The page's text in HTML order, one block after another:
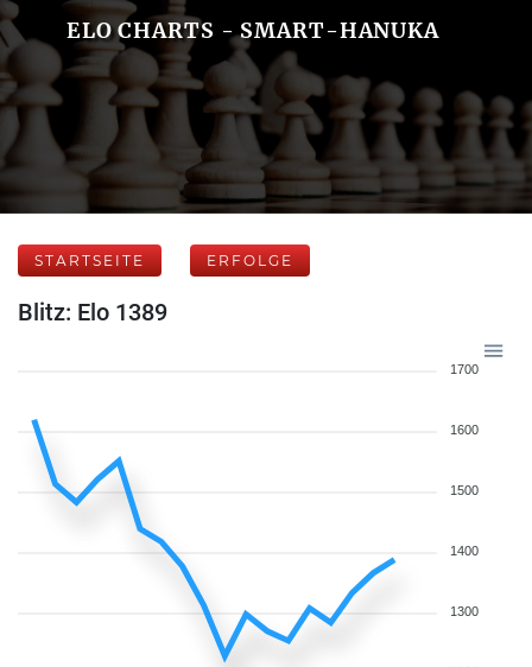
ELO CHARTS - SMART-HANUKA
STARTSEITE ERFOLGE
Blitz: Elo 1389
1700
1600
1500
1400
1300